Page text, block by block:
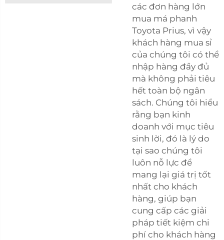
các đơn hàng lớn
mua má phanh
Toyota Prius, vì vậy
khách hàng mua sỉ
của chúng tôi có thể
nhập hàng đầy đủ
mà không phải tiêu
hết toàn bộ ngân
sách. Chúng tôi hiểu
rằng bạn kinh
doanh với mục tiêu
sinh lời, đó là lý do
tại sao chúng tôi
luôn nỗ lực để
mang lại giá trị tốt
nhất cho khách
hàng, giúp bạn
cung cấp các giải
pháp tiết kiệm chi
phí cho khách hàng